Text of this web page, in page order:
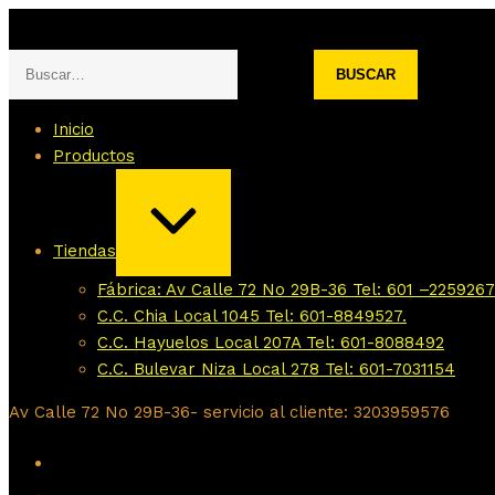
al
contenido
Inicio
Productos
Tiendas
Fábrica: Av Calle 72 No 29B-36 Tel: 601 –2259267
C.C. Chia Local 1045 Tel: 601-8849527.
C.C. Hayuelos Local 207A Tel: 601-8088492
C.C. Bulevar Niza Local 278 Tel: 601-7031154
Av Calle 72 No 29B-36- servicio al cliente: 3203959576